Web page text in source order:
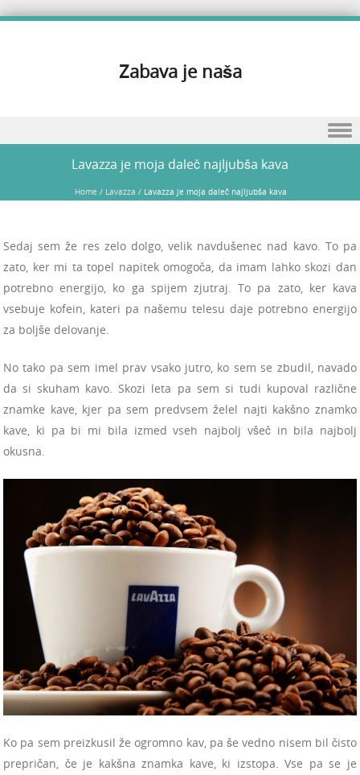
Zabava je naša
Lavazza je moja daleč najljubša kava
Home / Lavazza / Lavazza je moja daleč najljubša kava
Sedaj sem že res zelo dolgo, velik navdušenec nad kavo. To pa
zato, ker mi ta topel napitek omogoča, da imam lahko skozi dan
potrebno energijo, ko ga spijem zjutraj. To pa zato, ker kava
vsebuje kofein, kateri pa našemu telesu daje potrebno energijo
za boljše delovanje.
No tako pa sem imel prav vsako jutro, ko sem se zbudil, navado
da si skuham kavo. Skozi leta pa sem si tudi kupoval različne
znamke kave, kjer pa sem predvsem želel najti kakšno znamko
kave, ki pa bi mi bila izmed vseh najbolj všeč in bila najbolj
okusna.
Ko pa sem preizkusil že ogromno kav, pa še vedno nisem bil čisto
prepričan, če je kakšna znamka kave, ki izstopa. Vse pa se je